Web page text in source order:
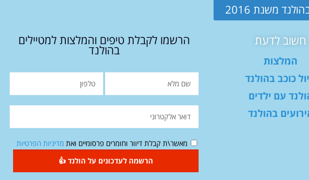
משנת 2016
חשוב לדעת
המלצות
כוכב בהולנד
עם ילדים
בהולנד
הרשמו לקבלת טיפים והמלצות למטיילים
בהולנד
מאשר\ת קבלת דיוור וחומרים פרסומיים ואת מדיניות הפרטיות
הרשמה לעדכונים על הולנד 👍